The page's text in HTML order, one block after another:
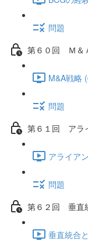
問題
第６０回 Ｍ＆
M&A戦略
問題
第６１回 アラ
アライア
問題
第６２回 垂直
垂直統合